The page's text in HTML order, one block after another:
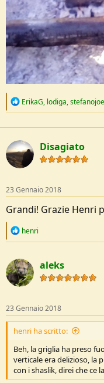
R
c
t
i
o
n
ErikaG, lodiga,stefanojoe
Disagiato
23 Gennaio 2018
Grandi! Grazie Henri
R
c
t
i
o
s
:
henri
aleks
23 Gennaio 2018
henri ha scritto:
Beh, la griglia ha preso
verticale era delizioso, la
con i shaslik, direi che ce